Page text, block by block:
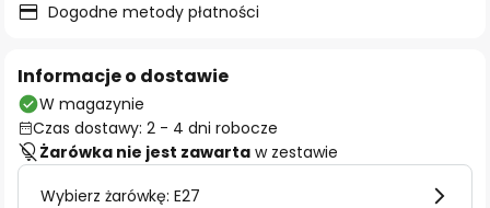
Dogodne metody płatności
Informacje o dostawie
W magazynie
Czas dostawy: 2 - 4 dni robocze
Żarówka nie jest zawarta w zestawie
Wybierz żarówkę: E27